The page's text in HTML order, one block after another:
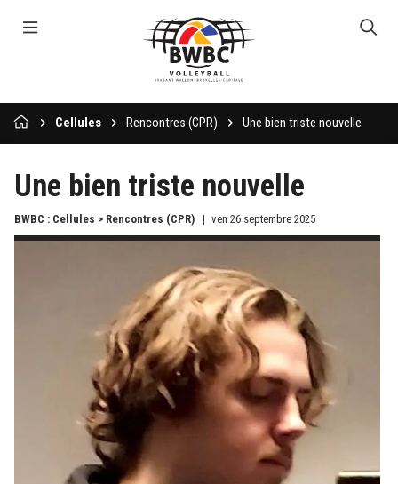
Cellules Rencontres (CPR) Une bien triste nouvelle
Une bien triste nouvelle
BWBC : Cellules > Rencontres (CPR) ven 26 septembre 2025